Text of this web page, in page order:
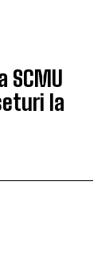
SCMU
la